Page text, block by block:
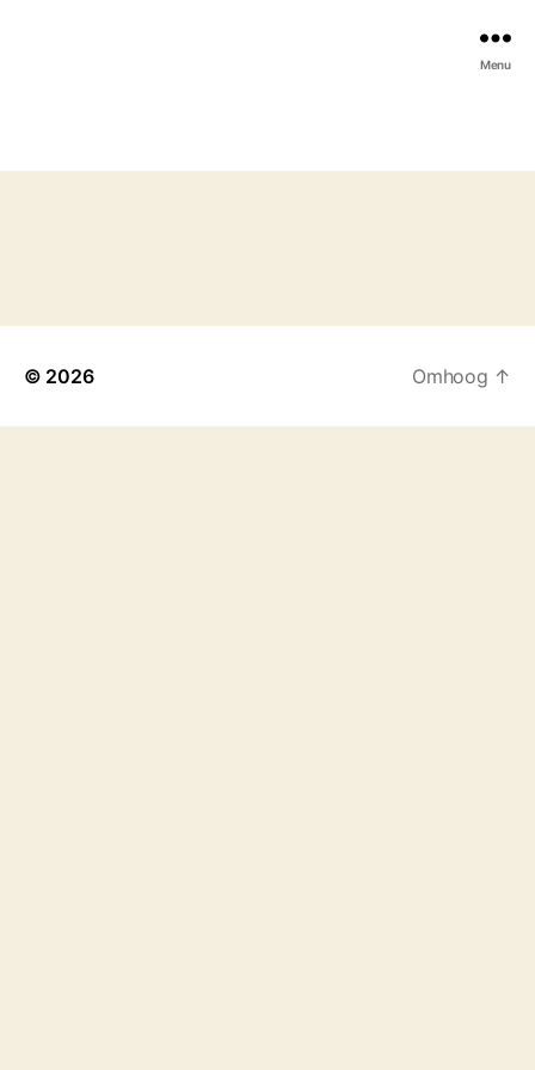
Menu
© 2026 Omhoog ↑